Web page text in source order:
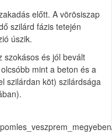
előtt. A vörösiszap
szilárd fázis tetején
úszik.
szokásos és jól bevált
mint a beton és a
szilárdan köt) szilárdsága